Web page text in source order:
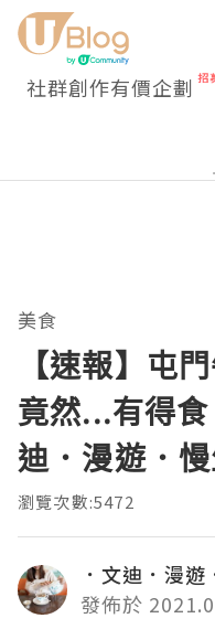
社群創作有價企劃
美食
【速報】屯
竟然...有得
迪．漫遊．慢
瀏覽次數:5472
．文迪．漫遊
發佈於